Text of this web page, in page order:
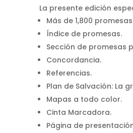
La presente edición
Más de 1,800
Índice de promesas.
Sección de promesas
Concordancia.
Referencias.
Plan de Salvación: La
Mapas a todo color.
Cinta Marcadora.
Página de